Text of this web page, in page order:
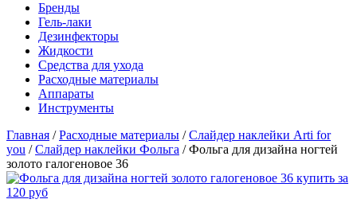
Бренды
Гель-лаки
Дезинфекторы
Жидкости
Средства для ухода
Расходные материалы
Аппараты
Инструменты
Главная /Расходные материалы /Слайдер наклейки Arti for
you /Слайдер наклейки Фольга /Фольга для дизайна ногтей
золото галогеновое 36